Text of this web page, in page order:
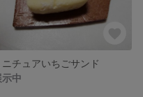
ニチュアいちごサンド
示中